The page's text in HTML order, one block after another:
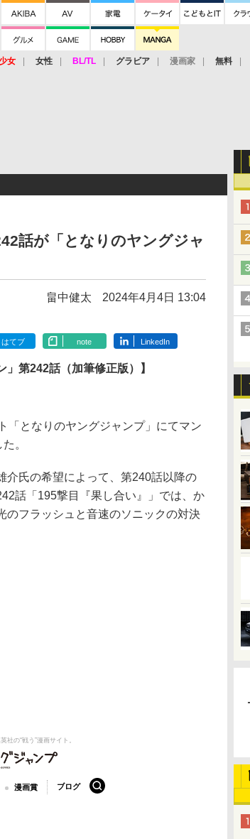
女 女性 BL/TL グラビア 漫画家 無料
話が「となりのヤングジャ
畠中健太 2024年4月4日 13:04
はてブ note LinkedIn
」第242話（加筆修正版）】
となりのヤングジャンプ」にてマン
。
氏の希望によって、第240話以降の
話「195撃目『果し合い』」では、か
のフラッシュと音速のソニックの対決